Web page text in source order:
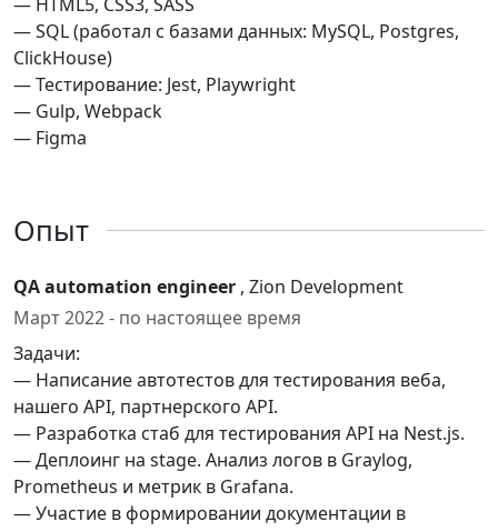
— SQL (работал с базами данных: MySQL, Postgres,
ClickHouse)
— Тестирование: Jest, Playwright
— Gulp, Webpack
— Figma
Опыт
QA automation engineer , Zion Development
Март 2022 - по настоящее время
Задачи:
— Написание автотестов для тестирования веба,
нашего API, партнерского API.
— Разработка стаб для тестирования API на Nest.js.
— Деплоинг на stage. Анализ логов в Graylog,
Prometheus и метрик в Grafana.
— Участие в формировании документации в